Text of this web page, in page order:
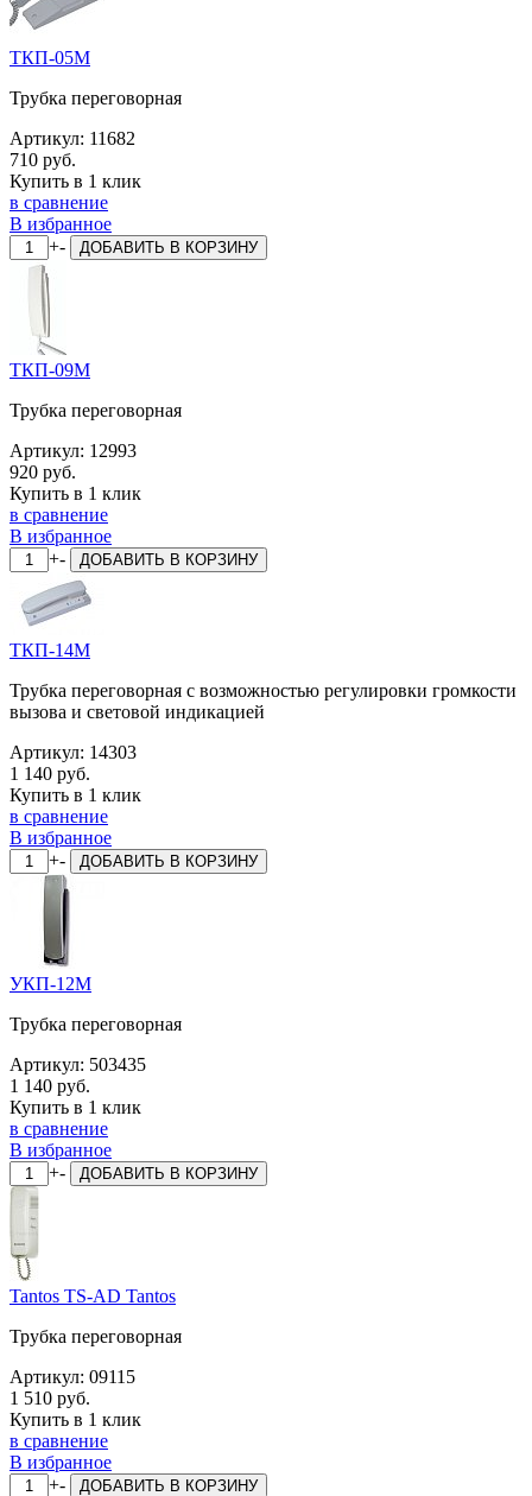
ТКП-05М
Трубка переговорная
Артикул: 11682
710 руб.
Купить в 1 клик
в сравнение
В избранное
+- ДОБАВИТЬ В КОРЗИНУ
ТКП-09М
Трубка переговорная
Артикул: 12993
920 руб.
Купить в 1 клик
в сравнение
В избранное
+- ДОБАВИТЬ В КОРЗИНУ
ТКП-14М
Трубка переговорная с возможностью регулировки громкости
вызова и световой индикацией
Артикул: 14303
1 140 руб.
Купить в 1 клик
в сравнение
В избранное
+- ДОБАВИТЬ В КОРЗИНУ
УКП-12М
Трубка переговорная
Артикул: 503435
1 140 руб.
Купить в 1 клик
в сравнение
В избранное
+- ДОБАВИТЬ В КОРЗИНУ
Tantos TS-AD Tantos
Трубка переговорная
Артикул: 09115
1 510 руб.
Купить в 1 клик
в сравнение
В избранное
+- ДОБАВИТЬ В КОРЗИНУ